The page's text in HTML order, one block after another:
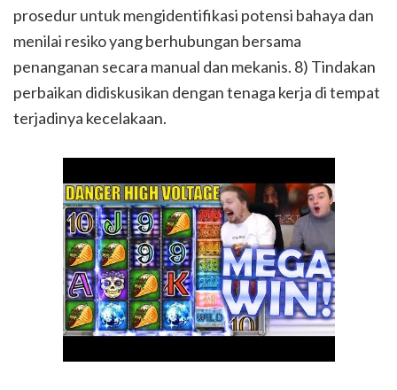
prosedur untuk mengidentifikasi potensi bahaya dan
menilai resiko yang berhubungan bersama
penanganan secara manual dan mekanis. 8) Tindakan
perbaikan didiskusikan dengan tenaga kerja di tempat
terjadinya kecelakaan.